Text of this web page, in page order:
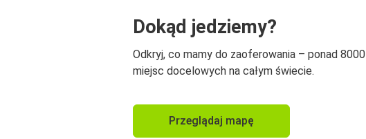
Dokąd jedziemy?
Odkryj, co mamy do zaoferowania – ponad 8000
miejsc docelowych na całym świecie.
Przeglądaj mapę